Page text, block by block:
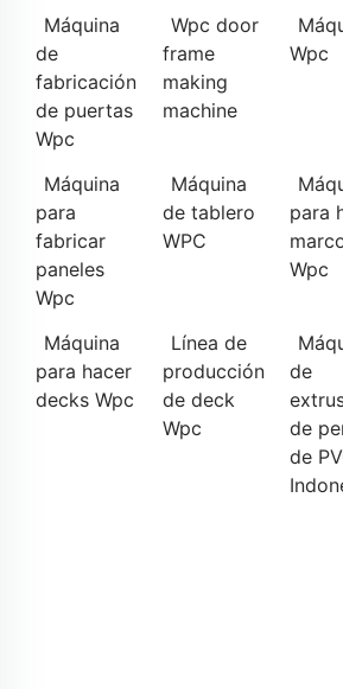
Máquina
de
fabricación
de puertas
Wpc
Wpc door
frame
making
machine
Wpc
Máquina
para
fabricar
paneles
Wpc
Máquina
de tablero
WPC
para
Wpc
Máquina
para hacer
decks Wpc
Línea de
producción
de deck
Wpc
de
de
de